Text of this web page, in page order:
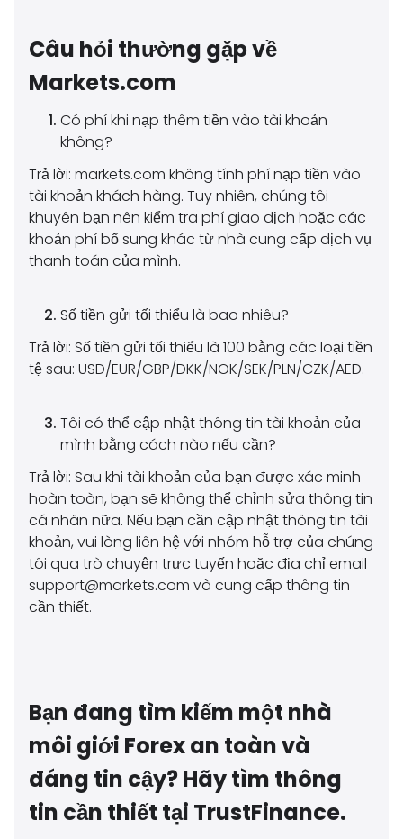
Câu hỏi thường gặp về
Markets.com
Có phí khi nạp thêm tiền vào tài khoản
không?
Trả lời: markets.com không tính phí nạp tiền vào
tài khoản khách hàng. Tuy nhiên, chúng tôi
khuyên bạn nên kiểm tra phí giao dịch hoặc các
khoản phí bổ sung khác từ nhà cung cấp dịch vụ
thanh toán của mình.
Số tiền gửi tối thiểu là bao nhiêu?
Trả lời: Số tiền gửi tối thiểu là 100 bằng các loại tiền
tệ sau: USD/EUR/GBP/DKK/NOK/SEK/PLN/CZK/AED.
Tôi có thể cập nhật thông tin tài khoản của
mình bằng cách nào nếu cần?
Trả lời: Sau khi tài khoản của bạn được xác minh
hoàn toàn, bạn sẽ không thể chỉnh sửa thông tin
cá nhân nữa. Nếu bạn cần cập nhật thông tin tài
khoản, vui lòng liên hệ với nhóm hỗ trợ của chúng
tôi qua trò chuyện trực tuyến hoặc địa chỉ email
support@markets.com và cung cấp thông tin
cần thiết.
Bạn đang tìm kiếm một nhà
môi giới Forex an toàn và
đáng tin cậy? Hãy tìm thông
tin cần thiết tại TrustFinance.